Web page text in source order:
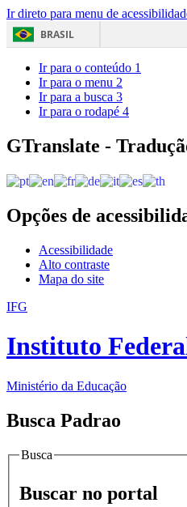
Ir direto para menu de
BRASIL
Ir para o conteúdo 1
Ir para o menu 2
Ir para a busca 3
Ir para o rodapé 4
GTranslate -
Opções de
Acessibilidade
Alto contraste
Mapa do site
IFG
Instituto
Ministério da Educação
Busca Padrao
Busca
Buscar no portal